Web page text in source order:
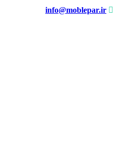
info@moblepar.ir